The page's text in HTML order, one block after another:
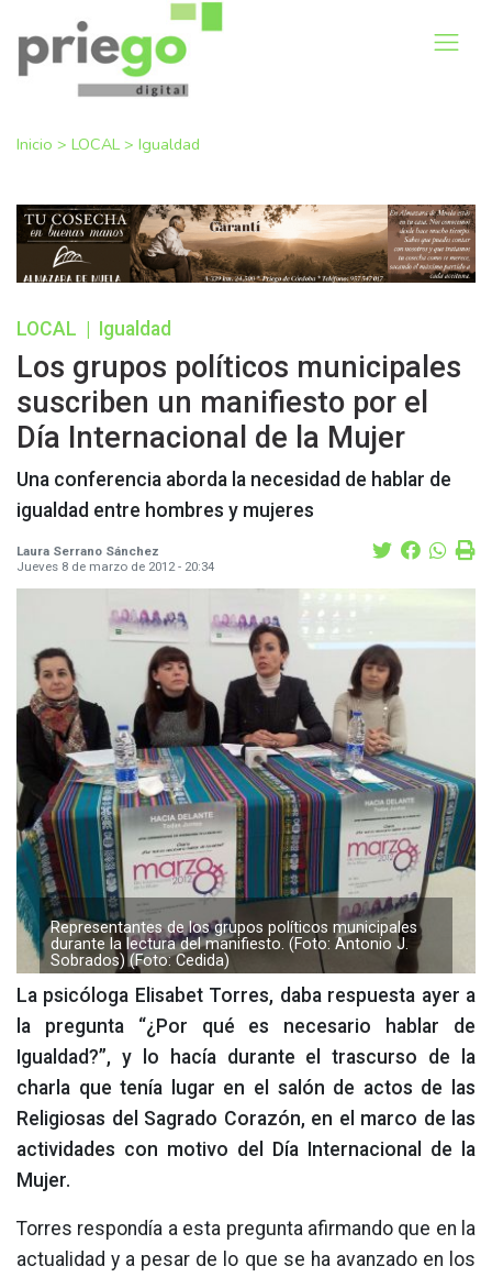
Inicio > LOCAL > Igualdad
LOCAL Igualdad
Los grupos políticos municipales
suscriben un manifiesto por el
Día Internacional de la Mujer
Una conferencia aborda la necesidad de hablar de
igualdad entre hombres y mujeres
Laura Serrano Sánchez
Jueves 8 de marzo de 2012 - 20:34
Representantes de los grupos políticos municipales
durante la lectura del manifiesto. (Foto: Antonio J.
Sobrados) (Foto: Cedida)
La psicóloga Elisabet Torres, daba respuesta ayer a
la pregunta “¿Por qué es necesario hablar de
Igualdad?”, y lo hacía durante el trascurso de la
charla que tenía lugar en el salón de actos de las
Religiosas del Sagrado Corazón, en el marco de las
actividades con motivo del Día Internacional de la
Mujer.
Torres respondía a esta pregunta afirmando que en la
actualidad y a pesar de lo que se ha avanzado en los